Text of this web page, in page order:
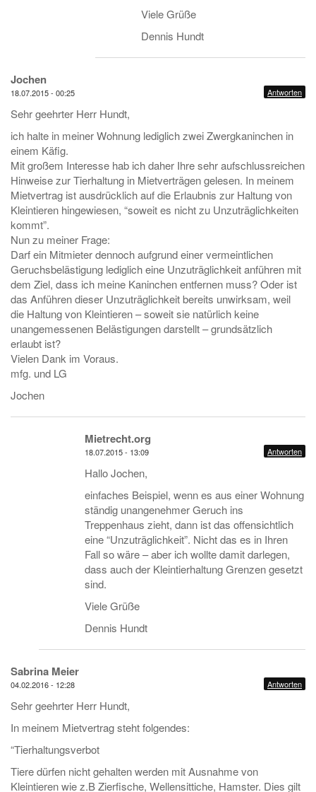
Viele Grüße
Dennis Hundt
Jochen
18.07.2015 - 00:25 Antworten
Sehr geehrter Herr Hundt,
ich halte in meiner Wohnung lediglich zwei Zwergkaninchen in
einem Käfig.
Mit großem Interesse hab ich daher Ihre sehr aufschlussreichen
Hinweise zur Tierhaltung in Mietverträgen gelesen. In meinem
Mietvertrag ist ausdrücklich auf die Erlaubnis zur Haltung von
Kleintieren hingewiesen, “soweit es nicht zu Unzuträglichkeiten
kommt”.
Nun zu meiner Frage:
Darf ein Mitmieter dennoch aufgrund einer vermeintlichen
Geruchsbelästigung lediglich eine Unzuträglichkeit anführen mit
dem Ziel, dass ich meine Kaninchen entfernen muss? Oder ist
das Anführen dieser Unzuträglichkeit bereits unwirksam, weil
die Haltung von Kleintieren – soweit sie natürlich keine
unangemessenen Belästigungen darstellt – grundsätzlich
erlaubt ist?
Vielen Dank im Voraus.
mfg. und LG
Jochen
Mietrecht.org
18.07.2015 - 13:09 Antworten
Hallo Jochen,
einfaches Beispiel, wenn es aus einer Wohnung
ständig unangenehmer Geruch ins
Treppenhaus zieht, dann ist das offensichtlich
eine “Unzuträglichkeit”. Nicht das es in Ihren
Fall so wäre – aber ich wollte damit darlegen,
dass auch der Kleintierhaltung Grenzen gesetzt
sind.
Viele Grüße
Dennis Hundt
Sabrina Meier
04.02.2016 - 12:28 Antworten
Sehr geehrter Herr Hundt,
In meinem Mietvertrag steht folgendes:
“Tierhaltungsverbot
Tiere dürfen nicht gehalten werden mit Ausnahme von
Kleintieren wie z.B Zierfische, Wellensittiche, Hamster. Dies gilt